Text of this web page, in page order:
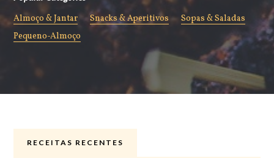
Almoço & Jantar Snacks & Aperitivos
Sopas & Saladas
Pequeno-Almoço
RECEITAS RECENTES